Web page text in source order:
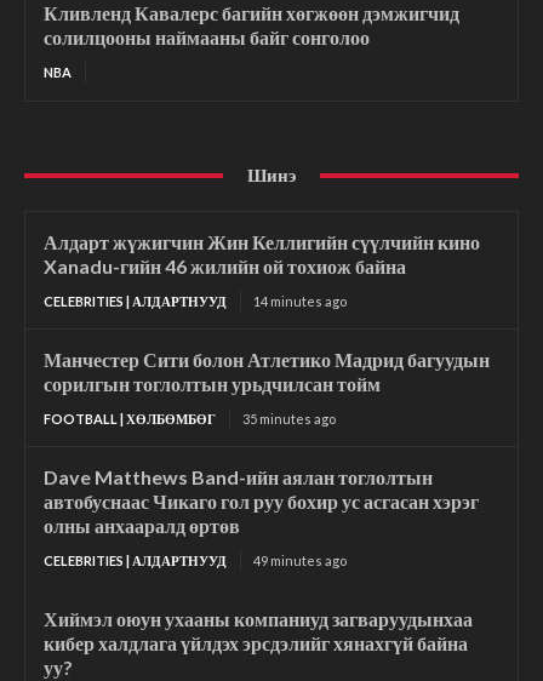
Кливленд Кавалерс багийн хөгжөөн дэмжигчид
солилцооны наймааны байг сонголоо
NBA
Шинэ
Алдарт жүжигчин Жин Келлигийн сүүлчийн кино
Xanadu-гийн 46 жилийн ой тохиож байна
CELEBRITIES | АЛДАРТНУУД 14 minutes ago
Манчестер Сити болон Атлетико Мадрид багуудын
сорилгын тоглолтын урьдчилсан тойм
FOOTBALL | ХӨЛБӨМБӨГ 35 minutes ago
Dave Matthews Band-ийн аялан тоглолтын
автобуснаас Чикаго гол руу бохир ус асгасан хэрэг
олны анхааралд өртөв
CELEBRITIES | АЛДАРТНУУД 49 minutes ago
Хиймэл оюун ухааны компаниуд загваруудынхаа
кибер халдлага үйлдэх эрсдэлийг хянахгүй байна
уу?